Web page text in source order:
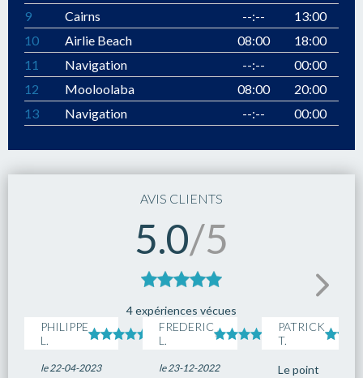
9
Cairns --:--
13:00
10
Airlie Beach 08:00
18:00
11
Navigation --:--
00:00
12
Mooloolaba 08:00
20:00
13
Navigation --:--
00:00
AVIS CLIENTS
5.0/5
4 expériences vécues
PHILIPPE
L.
le 22-04-2023
FREDERIC
L.
le 23-12-2022
PATRICK
T.
Le point